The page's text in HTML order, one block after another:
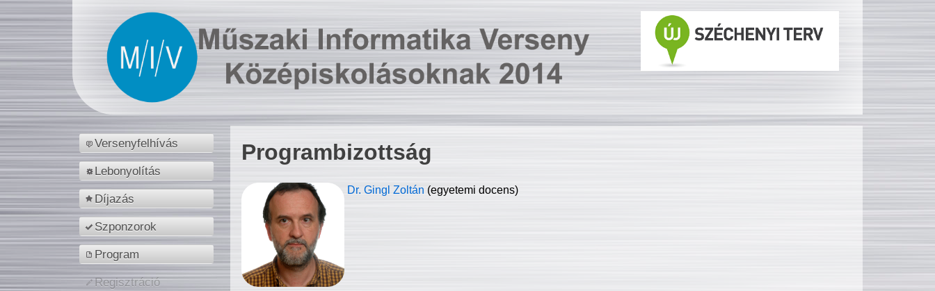
Versenyfelhívás
Lebonyolítás
Díjazás
Szponzorok
Program
Regisztráció
Programbizottság
Dr. Gingl Zoltán (egyetemi docens)